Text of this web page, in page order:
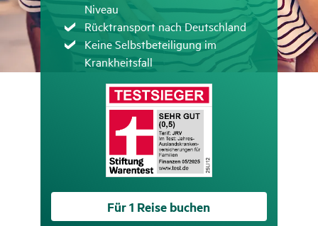
Niveau
Zutreffend
Rücktransport nach Deutschland
Zutreffend
Keine Selbstbeteiligung im
Krankheitsfall
Für 1 Reise buchen